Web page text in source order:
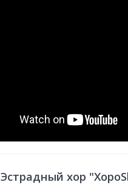
Эстрадный хор